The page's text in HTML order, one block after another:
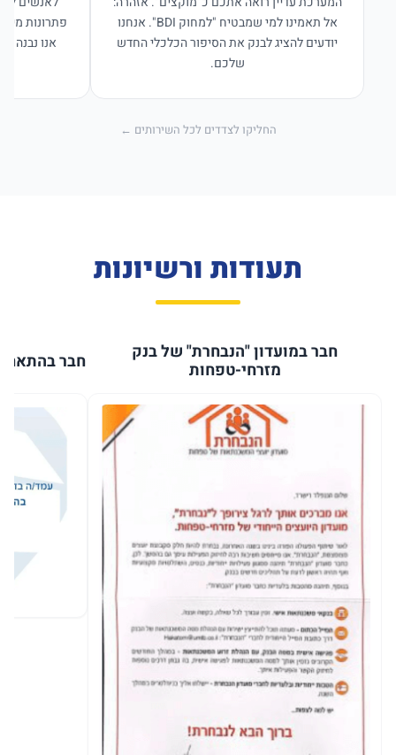
אל תאמינו למי שמבטיח "למחוק BDI". אנחנו
יודעים להציג לבנק את הסיפור הכלכלי החדש
שלכם.
פתרונות
אנו נבנה
החליקו לצדדים לכל השירותים ←
תעודות ורשיונות
חבר במועדון "הנבחרת" של בנק
מזרחי-טפחות חבר